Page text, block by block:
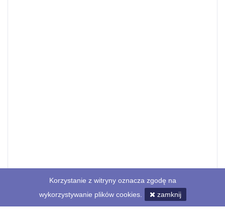
Korzystanie z witryny oznacza zgodę na
wykorzystywanie plików cookies.
zamknij